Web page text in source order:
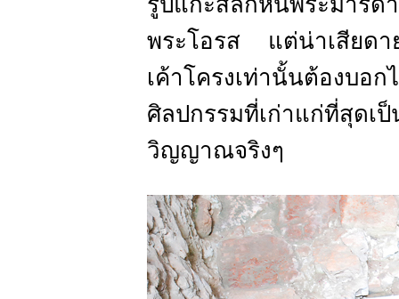
พระโอรส แต่น่าเสียด
เค้าโครงเท่านั้นต้องบ
ศิลปกรรมที่เก่าแก่ที่สุ
วิญญาณจริงๆ